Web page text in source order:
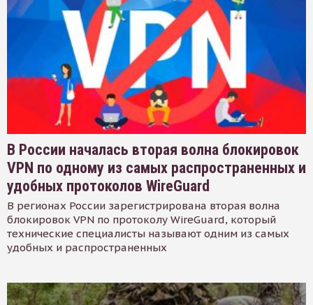
В России началась вторая волна блокировок
VPN по одному из самых распространенных и
удобных протоколов WireGuard
В регионах России зарегистрирована вторая волна
блокировок VPN по протоколу WireGuard, который
технические специалисты называют одним из самых
удобных и распространенных